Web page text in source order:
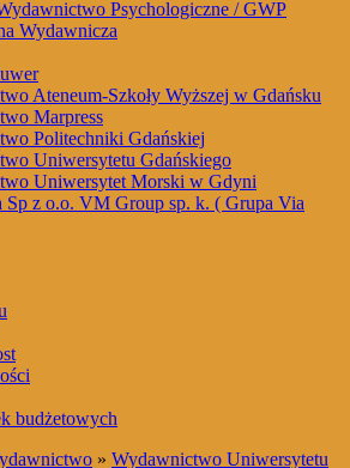
Psychologiczne / GWP
Wydawnicza
Ateneum-Szkoły Wyższej w Gdańsku
Marpress
Politechniki Gdańskiej
Uniwersytetu Gdańskiego
Uniwersytet Morski w Gdyni
z o.o. VM Group sp. k. ( Grupa Via
budżetowych
» Wydawnictwo Uniwersytetu